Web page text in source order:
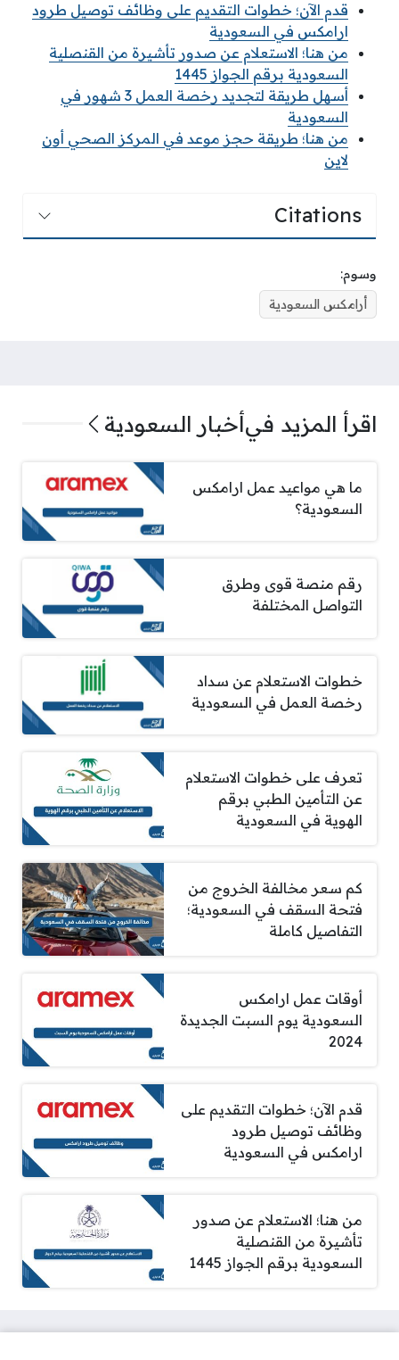
قدم الآن؛ خطوات التقديم على وظائف توصيل طرود
ارامكس في السعودية
من هنا؛ الاستعلام عن صدور تأشيرة من القنصلية
السعودية برقم الجواز 1445
أسهل طريقة لتجديد رخصة العمل 3 شهور في
السعودية
من هنا؛ طريقة حجز موعد في المركز الصحي أون
لاين
Citations
وسوم:
أرامكس السعودية
اقرأ المزيد فيأخبار السعودية
ما هي مواعيد عمل ارامكس
السعودية؟
رقم منصة قوى وطرق
التواصل المختلفة
خطوات الاستعلام عن سداد
رخصة العمل في السعودية
تعرف على خطوات الاستعلام
عن التأمين الطبي برقم
الهوية في السعودية
كم سعر مخالفة الخروج من
فتحة السقف في السعودية؛
التفاصيل كاملة
أوقات عمل ارامكس
السعودية يوم السبت الجديدة
2024
قدم الآن؛ خطوات التقديم على
وظائف توصيل طرود
ارامكس في السعودية
من هنا؛ الاستعلام عن صدور
تأشيرة من القنصلية
السعودية برقم الجواز 1445